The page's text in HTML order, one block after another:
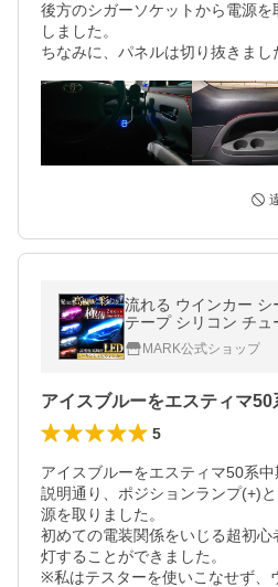
後方のシガーソケットから電源
しました。
ちなみに、パネルは切り抜きまし
流れる ウインカー
テープ シリコン チュ
ジション ランプ ライ
ンカー z o
MARK公式ショップ
5
アイスブルーをエスティマ50系中
説明通り、ポジションランプ(+)
源を取りました。
初めての電装関係をいじる超初
灯することができました。
※私はテスターを使いこなせず、